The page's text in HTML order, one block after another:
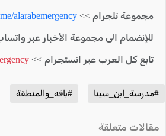
مجموعة تلجرام >> alarabemergency
للإنضمام الى مجموعة الأخبار عبر
تابع كل العرب عبر انستجرام >>
#مدرسة_ابن_سينا #باقه_والمنطقة
مقالات متعلقة